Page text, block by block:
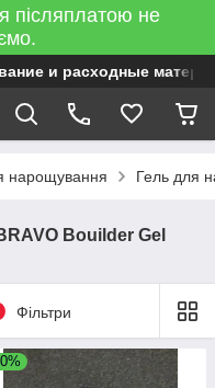
післяплатою не
и расходные
нарощування Гель для
Bouilder Gel
Фільтри